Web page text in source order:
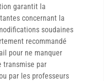
garantit la
concernant la
soudaines
recommandé
pour ne manquer
transmise par
par les professeurs